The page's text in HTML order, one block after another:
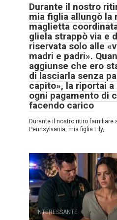
Durante il nostro
mia figlia allungò la
maglietta
gliela strappò via e
riservata solo alle
madri e padri».
aggiunse che ero
di lasciarla senza
capito», la riportai a
ogni pagamento di
facendo carico
Durante il nostro ritiro familiare
Pennsylvania, mia figlia Lily,
INTERESSANTE